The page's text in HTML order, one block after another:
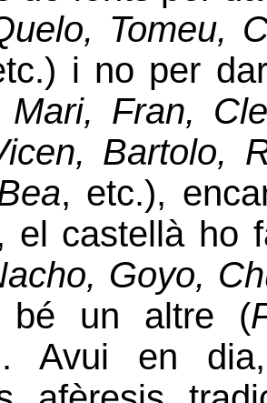
Tomeu,
i no per
Mari, Fran,
Bartolo,
, etc.),
el castellà ho
Goyo,
bé un altre (
Avui en